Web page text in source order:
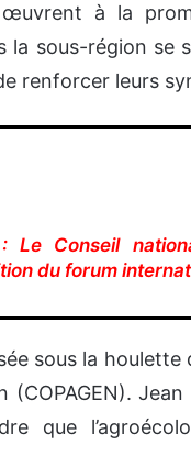
à la
la sous-région se
renforcer leurs
Le Conseil
du forum
sous la
(COPAGEN).
que